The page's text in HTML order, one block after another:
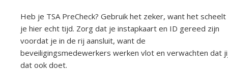
Heb je TSA PreCheck? Gebruik het zeker, want het scheelt
je hier echt tijd. Zorg dat je instapkaart en ID gereed zijn
voordat je in de rij aansluit, want de
beveiligingsmedewerkers werken vlot en verwachten dat
dat ook doet.